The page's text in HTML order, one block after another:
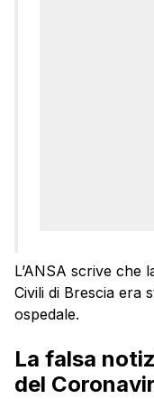
L’ANSA scrive che
Civili di Brescia era
ospedale.
La falsa
del